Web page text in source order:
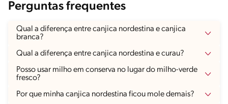
Perguntas frequentes
Qual a diferença entre canjica nordestina e canjica
branca?
Qual a diferença entre canjica nordestina e curau?
Posso usar milho em conserva no lugar do milho-verde
fresco?
Por que minha canjica nordestina ficou mole demais?